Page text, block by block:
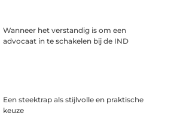
Wanneer het verstandig is om een
advocaat in te schakelen bij de IND
Een steektrap als stijlvolle en praktische
keuze